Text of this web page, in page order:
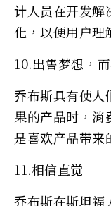
计人员在开发解
化，以便用户理
10.出售梦想，
乔布斯具有使人
果的产品时，消
是喜欢产品带来
11.相信直觉
乔布斯在斯坦福